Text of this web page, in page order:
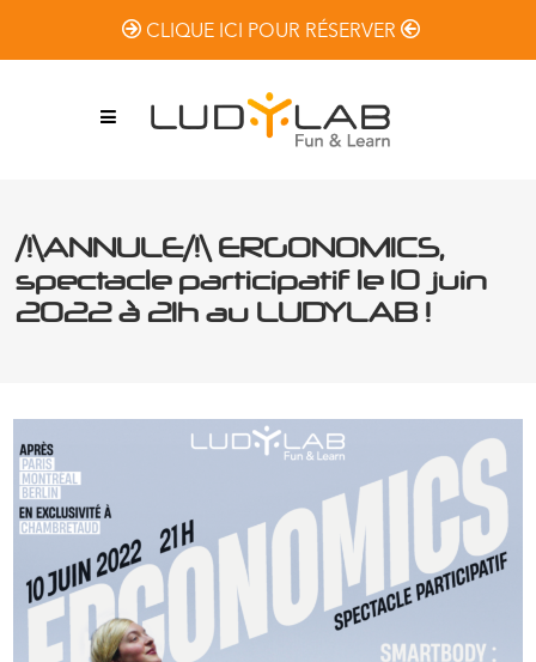
CLIQUE ICI POUR RÉSERVER
/!\ANNULE/!\ ERGONOMICS,
spectacle participatif le 10 juin
2022 à 21h au LUDYLAB !